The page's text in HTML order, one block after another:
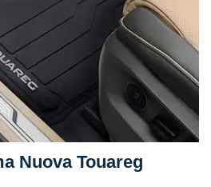
Nuova Touareg